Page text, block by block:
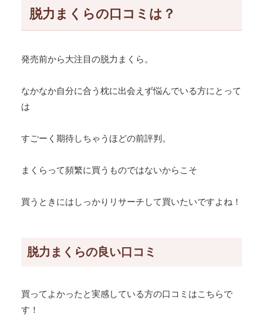
脱力まくらの口コミは？
発売前から大注目の脱力まくら。
なかなか自分に合う枕に出会えず悩んでいる方にとって
は
すごーく期待しちゃうほどの前評判。
まくらって頻繁に買うものではないからこそ
買うときにはしっかりリサーチして買いたいですよね！
脱力まくらの良い口コミ
買ってよかったと実感している方の口コミはこちらで
す！